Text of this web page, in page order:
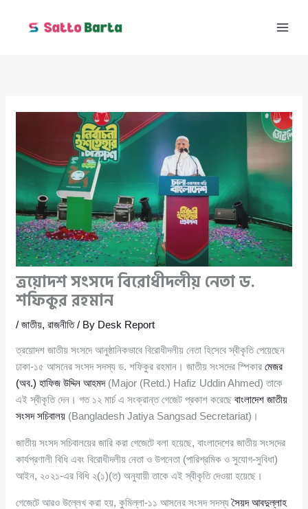
ত্রয়োদশ সংসদে বিরোধীদলীয় নেতা ড.
শফিকুর রহমান
/জাতীয়,রাজনীতি/ By Desk Report
ত্রয়োদশ জাতীয় সংসদে আনুষ্ঠানিকভাবে বিরোধীদলীয় নেতা হিসেবে স্বীকৃতি পেয়েছেন
ঢাকা-১৫ আসনের সংসদ সদস্য ড. শফিকুর রহমান। জাতীয় সংসদের স্পিকারমেজর
(অব.) হাফিজ উদ্দিন আহমদ(Major (Retd.) Hafiz Uddin Ahmed) তাকে
এই স্বীকৃতি দেন। গত ১২ মার্চ এ সংক্রান্ত গেজেট প্রকাশ করেছেবাংলাদেশ জাতীয়
সংসদ সচিবালয় (Bangladesh Jatiya Sangsad Secretariat)।
জাতীয় সংসদ সচিবালয়ের জারি করা গেজেটে বলা হয়েছে, বাংলাদেশের জাতীয় সংসদের
কার্যপ্রণালী বিধি এবং বিরোধীদলীয় নেতা ও উপনেতা (পারিশ্রমিক ও সুযোগ-সুবিধা)
আইন, ২০২১-এর বিধি ২(১)(ত) অনুযায়ী তাকে এই স্বীকৃতি দেওয়া হয়েছে।
গেজেটে আরও উল্লেখ করা হয়, কুমিল্লা-১১ আসনের সংসদ সদস্যসৈয়দ আবদুল্লাহ